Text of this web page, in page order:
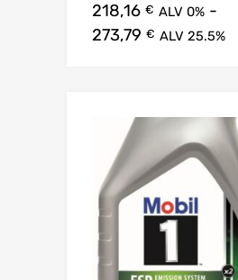
218,16 € ALV 0% -
273,79 € ALV 25.5%